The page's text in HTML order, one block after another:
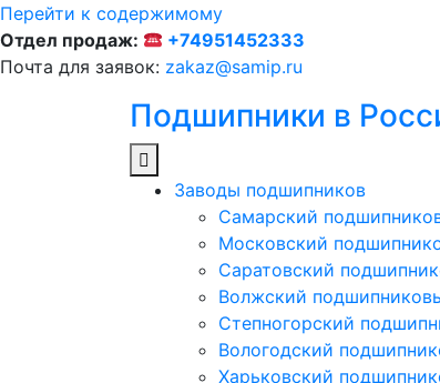
Перейти к содержимому
Отдел продаж:
+74951452333
Почта для заявок: zakaz@samip.ru
Подшипники в
Заводы подшипников
Cамарский
Московский
Саратовский
Волжский
Степногорский
Вологодский
Харьковский